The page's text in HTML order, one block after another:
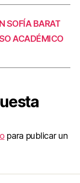
SOFÍA BARAT
ACADÉMICO
para publicar un